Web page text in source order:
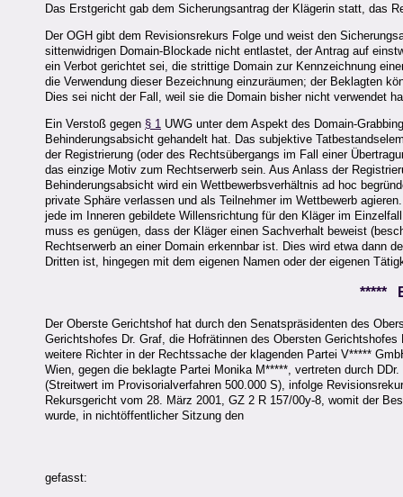
Das Erstgericht gab dem Sicherungsantrag der Klägerin statt, das
Der OGH gibt dem Revisionsrekurs Folge und weist den
sittenwidrigen Domain-Blockade nicht entlastet, der Antrag auf
ein Verbot gerichtet sei, die strittige Domain zur Kennzeichnung
die Verwendung dieser Bezeichnung einzuräumen; der Beklagten
Dies sei nicht der Fall, weil sie die Domain bisher nicht verwendet
Ein Verstoß gegen § 1 UWG unter dem Aspekt des Domain-
Behinderungsabsicht gehandelt hat. Das subjektive
der Registrierung (oder des Rechtsübergangs im Fall einer
das einzige Motiv zum Rechtserwerb sein. Aus Anlass der
Behinderungsabsicht wird ein Wettbewerbsverhältnis ad hoc
private Sphäre verlassen und als Teilnehmer im Wettbewerb
jede im Inneren gebildete Willensrichtung für den Kläger im
muss es genügen, dass der Kläger einen Sachverhalt beweist
Rechtserwerb an einer Domain erkennbar ist. Dies wird etwa dann
Dritten ist, hingegen mit dem eigenen Namen oder der eigenen
*****
Der Oberste Gerichtshof hat durch den Senatspräsidenten des
Gerichtshofes Dr. Graf, die Hofrätinnen des Obersten
weitere Richter in der Rechtssache der klagenden Partei V*****
Wien, gegen die beklagte Partei Monika M*****, vertreten durch
(Streitwert im Provisorialverfahren 500.000 S), infolge
Rekursgericht vom 28. März 2001, GZ 2 R 157/00y-8, womit der
wurde, in nichtöffentlicher Sitzung den
gefasst: